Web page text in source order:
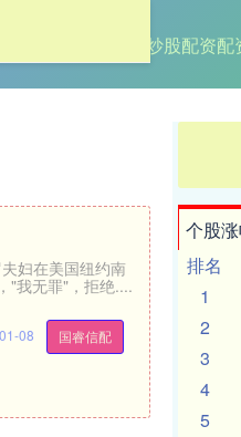
太原炒股配资配
妇在美国纽约南
"我无罪"，拒绝....
国睿信配
08
个股
排名
1
2
3
4
5